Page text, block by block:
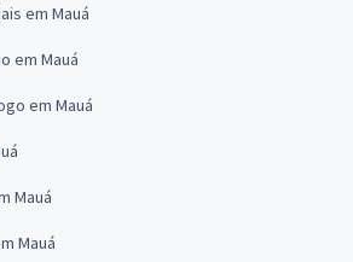
em Mauá
em Mauá
em Mauá
Mauá
Mauá